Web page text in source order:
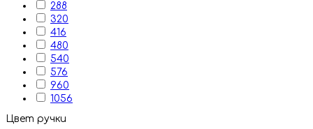
288
320
416
480
540
576
960
1056
Цвет ручки